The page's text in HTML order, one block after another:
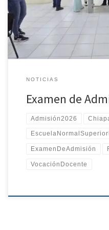
administrativo y de apoyo que
ordenado y exitoso de esta
mucho éxito en esta etapa de
reconocemos el […]
NOTICIAS
Examen de
Admisión2026
ExamenDeAdmisión
VocaciónDocente